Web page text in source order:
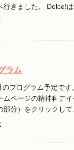
行きました。 Dolce!
ラム
のプログラム予定で
ムページの精神科デ
部分）をクリック